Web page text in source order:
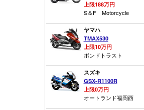
上限188万円
S＆F Motorcycle
ヤマハ
TMAX530
上限10万円
ボンドトラスト
スズキ
GSX-R1100R
上限0万円
オートランド福岡西